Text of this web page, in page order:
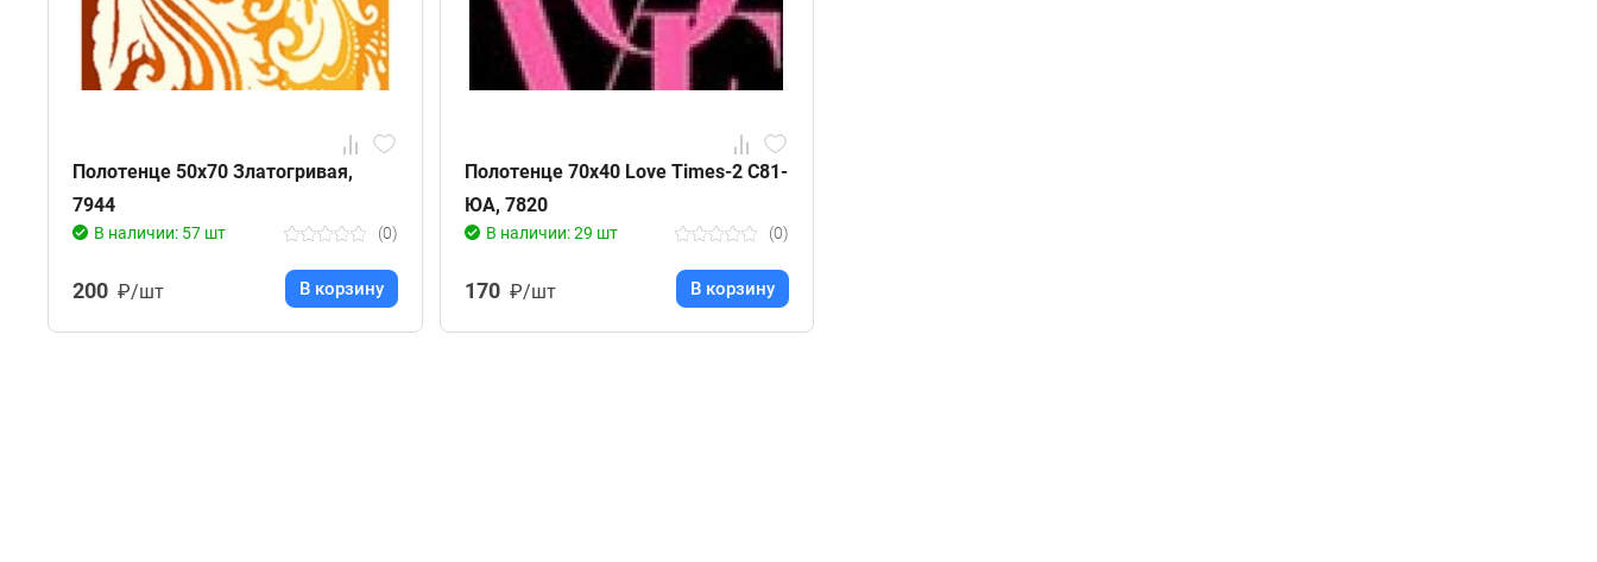
Полотенце 50х70 Златогривая,
7944
В наличии: 57 шт (0)
200 ₽/шт В корзину
Полотенце 70х40 Love Times-2 С81-
ЮА, 7820
В наличии: 29 шт (0)
170 ₽/шт В корзину